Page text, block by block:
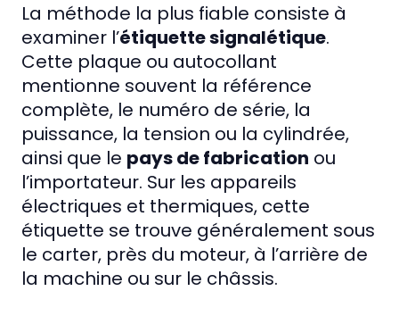
La méthode la plus fiable consiste à
examiner l’étiquette signalétique.
Cette plaque ou autocollant
mentionne souvent la référence
complète, le numéro de série, la
puissance, la tension ou la cylindrée,
ainsi que le pays de fabrication ou
l’importateur. Sur les appareils
électriques et thermiques, cette
étiquette se trouve généralement sous
le carter, près du moteur, à l’arrière de
la machine ou sur le châssis.